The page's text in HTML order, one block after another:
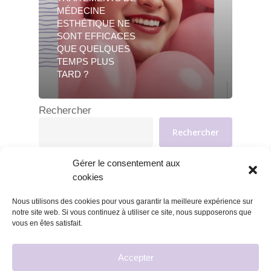
Gérer le consentement aux
cookies
Nous utilisons des cookies pour vous garantir la meilleure expérience sur
notre site web. Si vous continuez à utiliser ce site, nous supposerons que
vous en êtes satisfait.
Accepter
MÉDECINE
ESTHÉTIQUE NE
SONT EFFICACES
QUE QUELQUES
TEMPS PLUS
TARD ?
Rechercher
Rechercher